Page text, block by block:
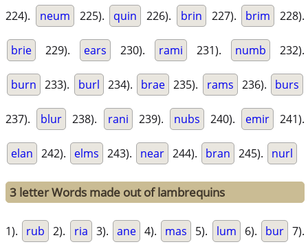
224). neum 225). quin 226). brin 227). brim 228).
brie 229). ears 230). rami 231). numb 232).
burn 233). burl 234). brae 235). rams 236). burs
237). blur 238). rani 239). nubs 240). emir 241).
elan 242). elms 243). near 244). bran 245). nurl
3 letter Words made out of lambrequins
1). rub 2). ria 3). ane 4). mas 5). lum 6). bur 7).